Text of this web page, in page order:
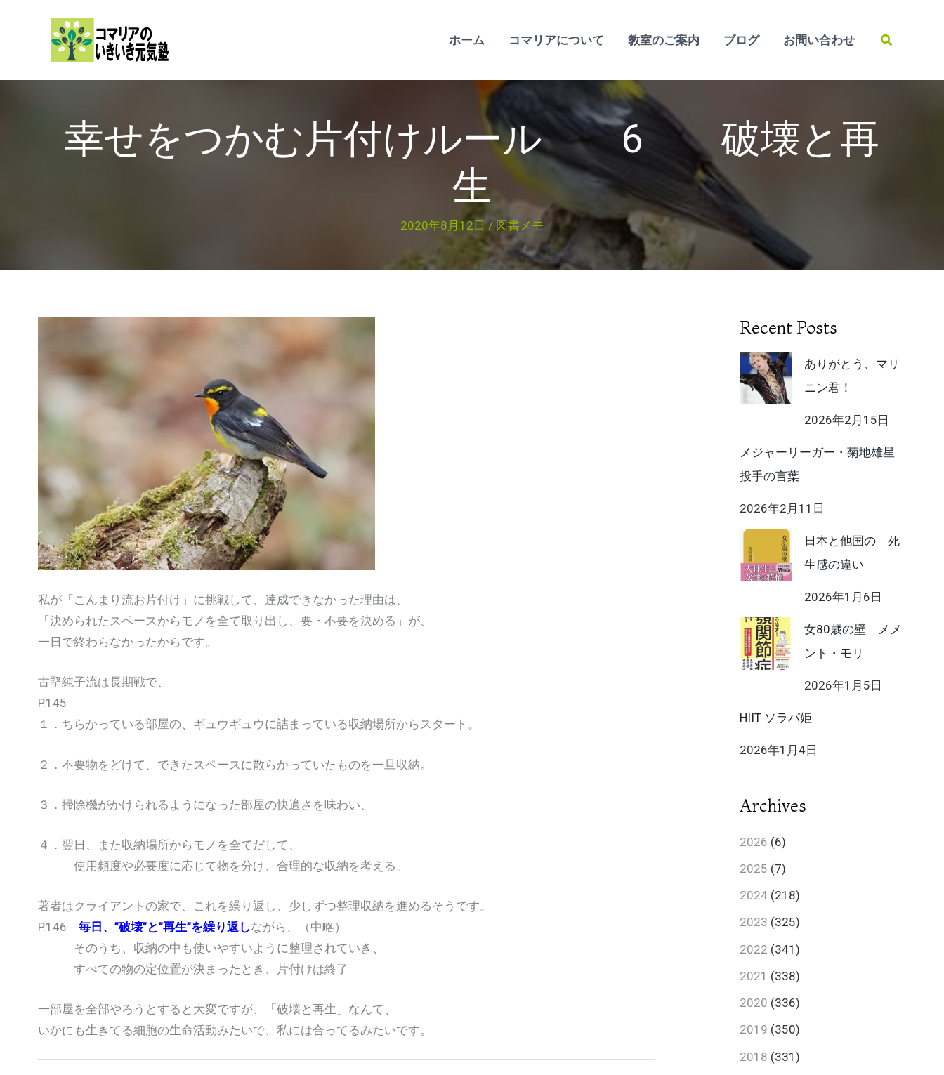
ホーム コマリアについて 教室のご案内 ブログ お問い合わせ
検
幸せをつかむ片付けルール 6 破壊と再
生
2020年8月12日/図書メモ
私が「こんまり流お片付け」に挑戦して、達成できなかった理由は、
「決められたスペースからモノを全て取り出し、要・不要を決める」が、
一日で終わらなかったからです。
古堅純子流は長期戦で、
P.145
１．ちらかっている部屋の、ギュウギュウに詰まっている収納場所からスタート。
２．不要物をどけて、できたスペースに散らかっていたものを一旦収納。
３．掃除機がかけられるようになった部屋の快適さを味わい、
４．翌日、また収納場所からモノを全てだして、
使用頻度や必要度に応じて物を分け、合理的な収納を考える。
著者はクライアントの家で、これを繰り返し、少しずつ整理収納を進めるそうです。
P.146 毎日、”破壊”と”再生”を繰り返しながら、（中略）
そのうち、収納の中も使いやすいように整理されていき、
すべての物の定位置が決まったとき、片付けは終了
一部屋を全部やろうとすると大変ですが、「破壊と再生」なんて、
いかにも生きてる細胞の生命活動みたいで、私には合ってるみたいです。
Recent Posts
ありがとう、マリ
ニン君！
2026年2月15日
メジャーリーガー・菊地雄星
投手の言葉
2026年2月11日
日本と他国の 死
生感の違い
2026年1月6日
女80歳の壁 メメ
ント・モリ
2026年1月5日
HIIT ソラパ姫
2026年1月4日
Archives
2026 (6)
2025 (7)
2024 (218)
2023 (325)
2022 (341)
2021 (338)
2020 (336)
2019 (350)
2018 (331)